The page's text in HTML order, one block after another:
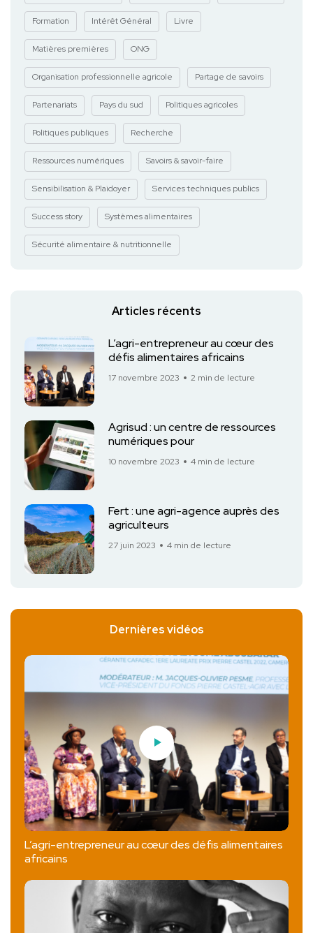
Formation Intérêt Général Livre
Matières premières ONG
Organisation professionnelle agricole Partage de savoirs
Partenariats Pays du sud Politiques agricoles
Politiques publiques Recherche
Ressources numériques Savoirs & savoir-faire
Sensibilisation & Plaidoyer Services techniques publics
Success story Systèmes alimentaires
Sécurité alimentaire & nutritionnelle
Articles récents
L’agri-entrepreneur au cœur des
défis alimentaires africains
17 novembre 2023 2 min de lecture
Agrisud : un centre de ressources
numériques pour
10 novembre 2023 4 min de lecture
Fert : une agri-agence auprès des
agriculteurs
27 juin 2023 4 min de lecture
Dernières vidéos
L’agri-entrepreneur au cœur des défis alimentaires
africains